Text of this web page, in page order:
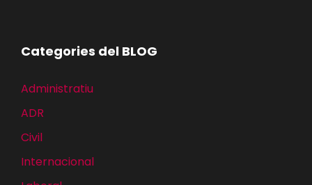
Categories del BLOG
Administratiu
ADR
Civil
Internacional